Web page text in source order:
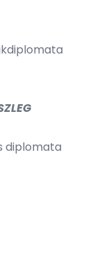
diplomata